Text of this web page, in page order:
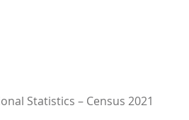
Statistics – Census 2021